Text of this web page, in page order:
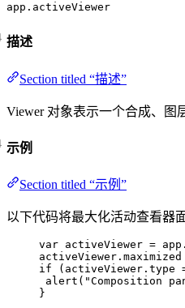
app.activeViewer
描述
Section titled “描述”
Viewer 对象表示一个合成、图
示例
Section titled “示例”
以下代码将最大化活动查看器
var activeViewer = app .
activeViewer . maximized
if ( activeViewer . type
alert ( "Composition
}